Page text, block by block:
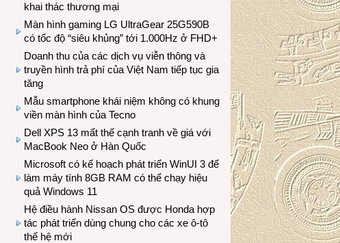
khai thác thương mại
Màn hình gaming LG UltraGear 25G590B
có tốc độ “siêu khủng” tới 1.000Hz ở FHD+
Doanh thu của các dịch vụ viễn thông và
truyền hình trả phí của Việt Nam tiếp tục gia
tăng
Mẫu smartphone khái niệm không có khung
viền màn hình của Tecno
Dell XPS 13 mất thế cạnh tranh về giá với
MacBook Neo ở Hàn Quốc
Microsoft có kế hoạch phát triển WinUI 3 để
làm máy tính 8GB RAM có thể chạy hiệu
quả Windows 11
Hệ điều hành Nissan OS được Honda hợp
tác phát triển dùng chung cho các xe ô-tô
thế hệ mới